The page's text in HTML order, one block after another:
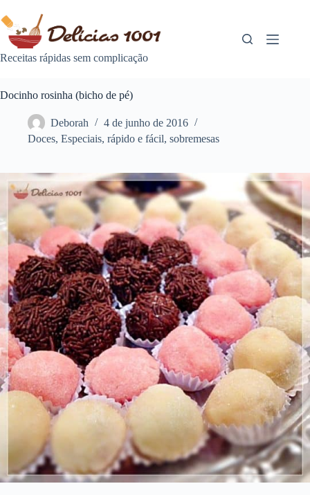
para
conteúdo
Receitas rápidas sem complicação
Docinho rosinha (bicho de pé)
Deborah
4 de junho de 2016
Doces, Especiais, rápido e fácil, sobremesas